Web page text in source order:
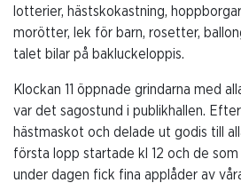
lotterier, hästskokastning,
morötter, lek för barn, rosetter,
talet bilar på bakluckeloppis.
Klockan 11 öppnade grindarna med
var det sagostund i publikhallen.
hästmaskot och delade ut godis till
första lopp startade kl 12 och de
under dagen fick fina applåder av